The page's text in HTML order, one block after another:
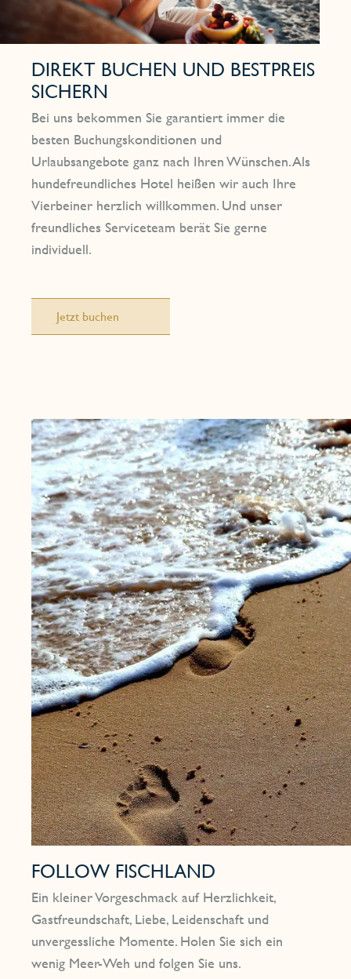
DIREKT BUCHEN UND BESTPREIS
SICHERN
Bei uns bekommen Sie garantiert immer die
besten Buchungskonditionen und
Urlaubsangebote ganz nach Ihren Wünschen. Als
hundefreundliches Hotel heißen wir auch Ihre
Vierbeiner herzlich willkommen. Und unser
freundliches Serviceteam berät Sie gerne
individuell.
Jetzt buchen
FOLLOW FISCHLAND
Ein kleiner Vorgeschmack auf Herzlichkeit,
Gastfreundschaft, Liebe, Leidenschaft und
unvergessliche Momente. Holen Sie sich ein
wenig Meer-Weh und folgen Sie uns.